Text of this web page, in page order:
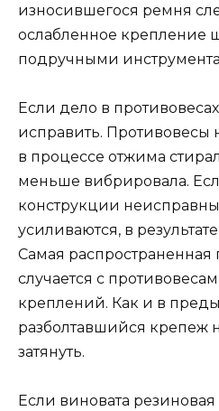
износившегося ремня
ослабленное крепление
подручными
Если дело в
исправить. Противовесы
в процессе отжима
меньше вибрировала.
конструкции
усиливаются, в
Самая распространенная
случается с
креплений. Как и в
разболтавшийся крепеж
затянуть.
Если виновата